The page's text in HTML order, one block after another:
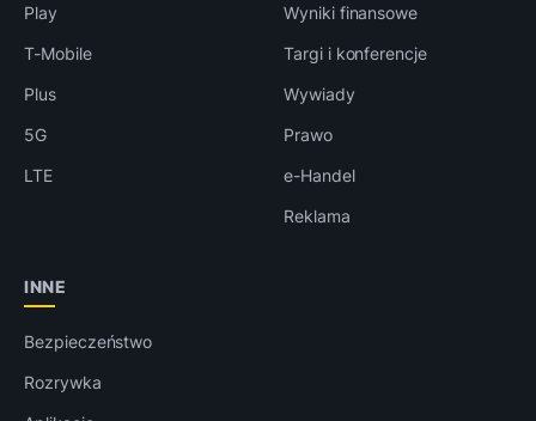
Play
T-Mobile
Plus
5G
LTE
Wyniki finansowe
Targi i konferencje
Wywiady
Prawo
e-Handel
Reklama
INNE
Bezpieczeństwo
Rozrywka